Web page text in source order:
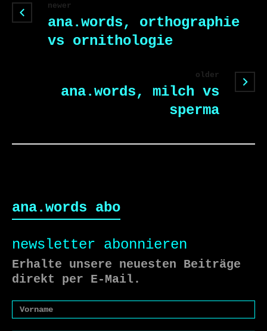
newer
ana.words, orthographie
vs ornithologie
older
ana.words, milch vs
sperma
ana.words abo
newsletter abonnieren
Erhalte unsere neuesten Beiträge
direkt per E-Mail.